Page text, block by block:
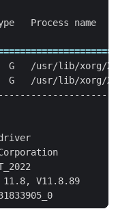
Process name
G   /usr/lib/xorg/
G   /usr/lib/xorg/